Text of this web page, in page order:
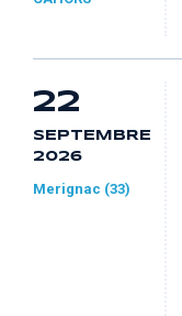
22
SEPTEMBRE
2026
Merignac (33)